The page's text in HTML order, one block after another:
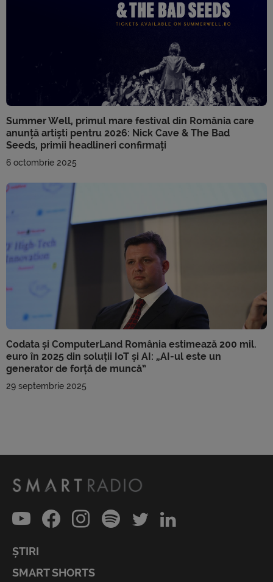
Summer Well, primul mare festival din România care
anunță artiști pentru 2026: Nick Cave & The Bad
Seeds, primii headlineri confirmați
6 octombrie 2025
Codata și ComputerLand România estimează 200 mil.
euro în 2025 din soluții IoT și AI: „AI-ul este un
generator de forță de muncă”
29 septembrie 2025
ȘTIRI
SMART SHORTS